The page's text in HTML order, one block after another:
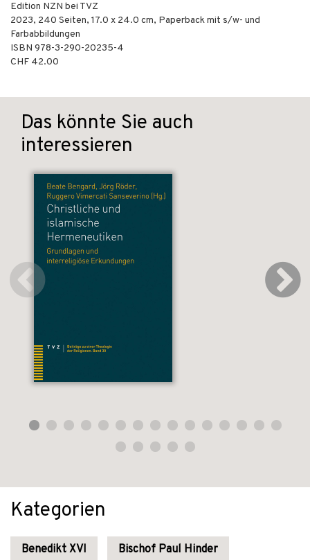
Edition NZN bei TVZ
2023, 240 Seiten, 17.0 x 24.0 cm, Paperback mit s/w- und
Farbabbildungen
ISBN 978-3-290-20235-4
CHF 42.00
Das könnte Sie auch
interessieren
Kategorien
Benedikt XVI Bischof Paul Hinder